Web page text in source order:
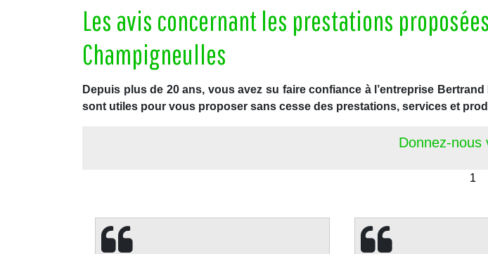
Les avis concernant les prestations
Champigneulles
Depuis plus de 20 ans, vous avez su faire confiance à l’entreprise
sont utiles pour vous proposer sans cesse des prestations, services et
Donnez-nous
1